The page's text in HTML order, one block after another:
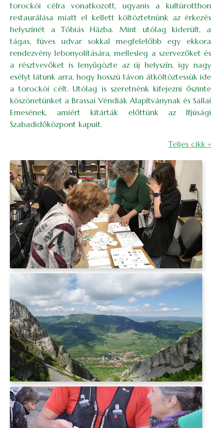
torockói célra vonatkozott, ugyanis a kultúrotthon
restaurálása miatt el kellett költöztetnünk az érkezés
helyszínét a Tóbiás Házba. Mint utólag kiderült, a
tágas, füves udvar sokkal megfelelőbb egy ekkora
rendezvény lebonyolítására, mellesleg a szervezőket és
a résztvevőket is lenyűgözte az új helyszín, így nagy
esélyt látunk arra, hogy hosszú távon átköltöztessük ide
a torockói célt. Utólag is szeretnénk kifejezni őszinte
köszönetünket a Brassai Véndiák Alapítványnak és Sallai
Emesének, amiért kitárták előttünk az Ifjúsági
Szabadidőközpont kapuit.
Teljes cikk »